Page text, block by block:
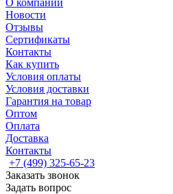
О компании
Новости
Отзывы
Сертификаты
Контакты
Как купить
Условия оплаты
Условия доставки
Гарантия на товар
Оптом
Оплата
Доставка
Контакты
+7 (499) 325-65-23
Заказать звонок
Задать вопрос